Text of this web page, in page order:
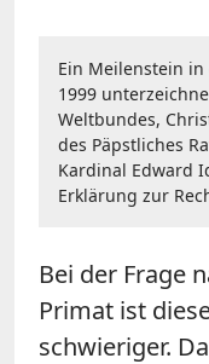
Ein Meilenstein
1999
Weltbundes,
des Päpstliches
Kardinal Edward
Erklärung zur
Bei der Frage
Primat ist
schwieriger.